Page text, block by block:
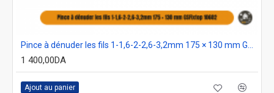
1 400,00DA
Ajout au panier